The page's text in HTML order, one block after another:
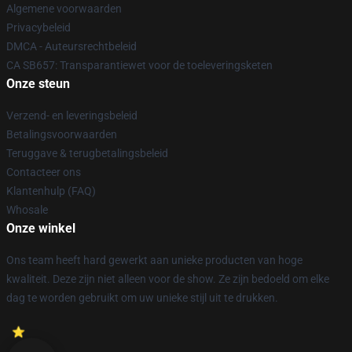
Algemene voorwaarden
Privacybeleid
DMCA - Auteursrechtbeleid
CA SB657: Transparantiewet voor de toeleveringsketen
Onze steun
Verzend- en leveringsbeleid
Betalingsvoorwaarden
Teruggave & terugbetalingsbeleid
Contacteer ons
Klantenhulp (FAQ)
Whosale
Onze winkel
Ons team heeft hard gewerkt aan unieke producten van hoge
kwaliteit. Deze zijn niet alleen voor de show. Ze zijn bedoeld om elke
dag te worden gebruikt om uw unieke stijl uit te drukken.